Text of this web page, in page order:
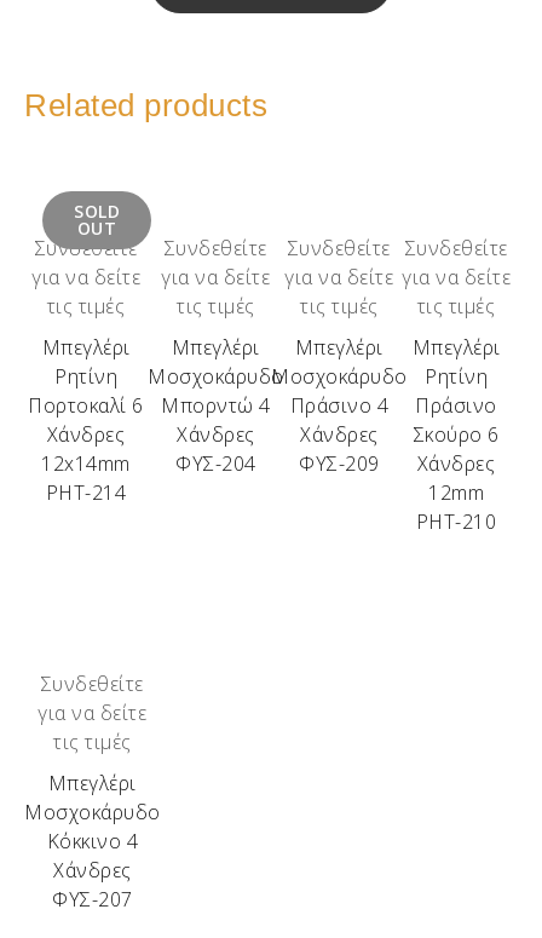
Related products
SOLD
OUT
Συνδεθείτε
για να δείτε
τις τιμές
Μπεγλέρι
Ρητίνη
Πορτοκαλί 6
Χάνδρες
12x14mm
ΡΗΤ-214
Συνδεθείτε
για να δείτε
τις τιμές
Μπεγλέρι
Μοσχοκάρυδο
Μπορντώ 4
Χάνδρες
ΦΥΣ-204
Συνδεθείτε
για να δείτε
τις τιμές
Μπεγλέρι
Μοσχοκάρυδο
Πράσινο 4
Χάνδρες
ΦΥΣ-209
Συνδεθείτε
για να δείτε
τις τιμές
Μπεγλέρι
Ρητίνη
Πράσινο
Σκούρο 6
Χάνδρες
12mm
ΡΗΤ-210
Συνδεθείτε
για να δείτε
τις τιμές
Μπεγλέρι
Μοσχοκάρυδο
Κόκκινο 4
Χάνδρες
ΦΥΣ-207